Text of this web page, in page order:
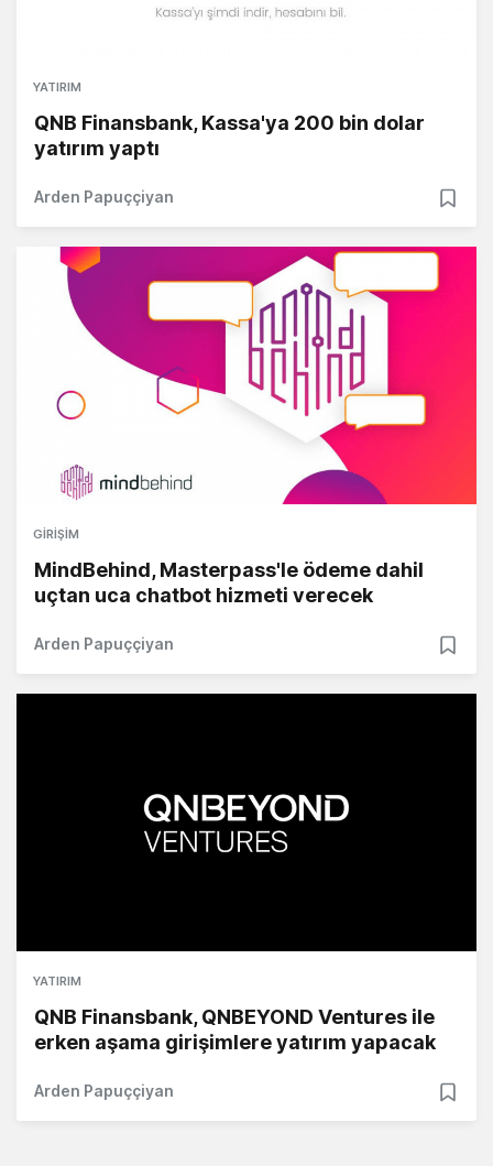
YATIRIM
QNB Finansbank, Kassa'ya 200 bin dolar
yatırım yaptı
Arden Papuççiyan
GIRIŞIM
MindBehind, Masterpass'le ödeme dahil
uçtan uca chatbot hizmeti verecek
Arden Papuççiyan
YATIRIM
QNB Finansbank, QNBEYOND Ventures ile
erken aşama girişimlere yatırım yapacak
Arden Papuççiyan